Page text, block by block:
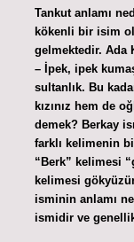
Tankut anlamı
kökenli bir isim
gelmektedir. Ada
– İpek, ipek
sultanlık. Bu
kızınız hem de
demek? Berkay
farklı kelimenin
“Berk” kelimesi
kelimesi
isminin anlamı
ismidir ve